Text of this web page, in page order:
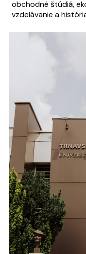
obchodné štúdiá,
vzdelávanie a